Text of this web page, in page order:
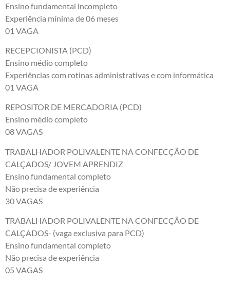
Ensino fundamental incompleto
Experiência mínima de 06 meses
01 VAGA
RECEPCIONISTA (PCD)
Ensino médio completo
Experiências com rotinas administrativas e com informática
01 VAGA
REPOSITOR DE MERCADORIA (PCD)
Ensino médio completo
08 VAGAS
TRABALHADOR POLIVALENTE NA CONFECÇÃO DE
CALÇADOS/ JOVEM APRENDIZ
Ensino fundamental completo
Não precisa de experiência
30 VAGAS
TRABALHADOR POLIVALENTE NA CONFECÇÃO DE
CALÇADOS- (vaga exclusiva para PCD)
Ensino fundamental completo
Não precisa de experiência
05 VAGAS